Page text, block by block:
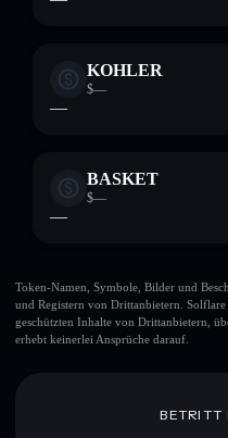
KOHLER
$—
—
BASKET
$—
—
Token-Namen, Symbole, Bilder und
und Registern von Drittanbietern.
geschützten Inhalte von Drittanbietern,
erhebt keinerlei Ansprüche darauf.
BETRITT